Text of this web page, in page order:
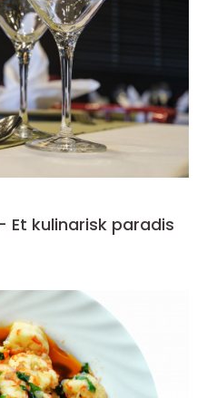
kulinarisk paradis